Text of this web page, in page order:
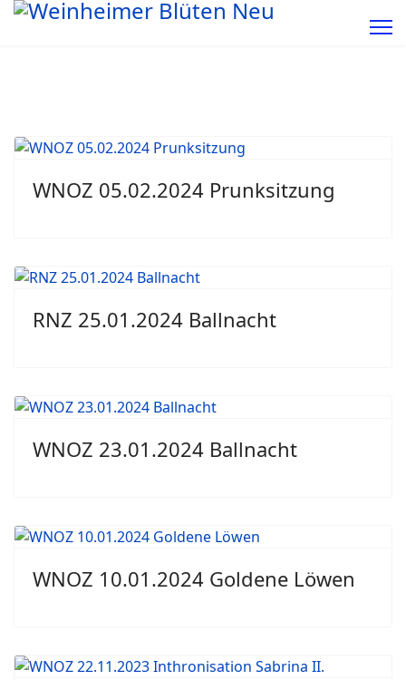
WNOZ 05.02.2024 Prunksitzung
RNZ 25.01.2024 Ballnacht
WNOZ 23.01.2024 Ballnacht
WNOZ 10.01.2024 Goldene Löwen